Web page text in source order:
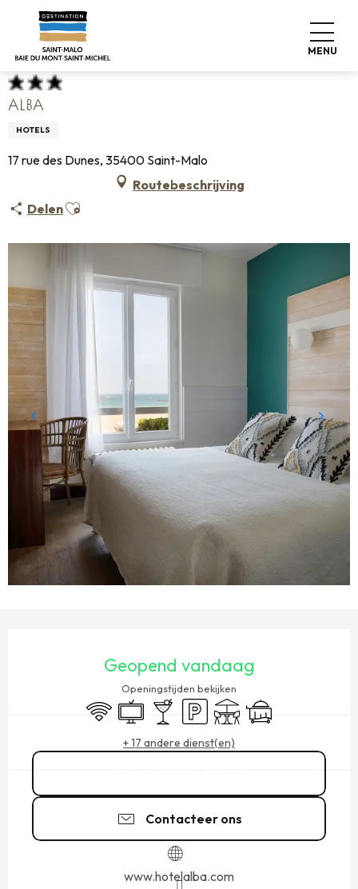
contenu
MENU
Home Koffers pakken
Alba
ALBA
HOTELS
17 rue des Dunes, 35400 Saint-Malo
Routebeschrijving
DelenAjouter aux favoris
Geopend vandaag
Openingstijden bekijken
Wifi TelevisieBar / Versnaperingsbar
Parkeerplaats
Terras Room service
+ 17 andere dienst(en)
Contacteer ons
www.hotelalba.com